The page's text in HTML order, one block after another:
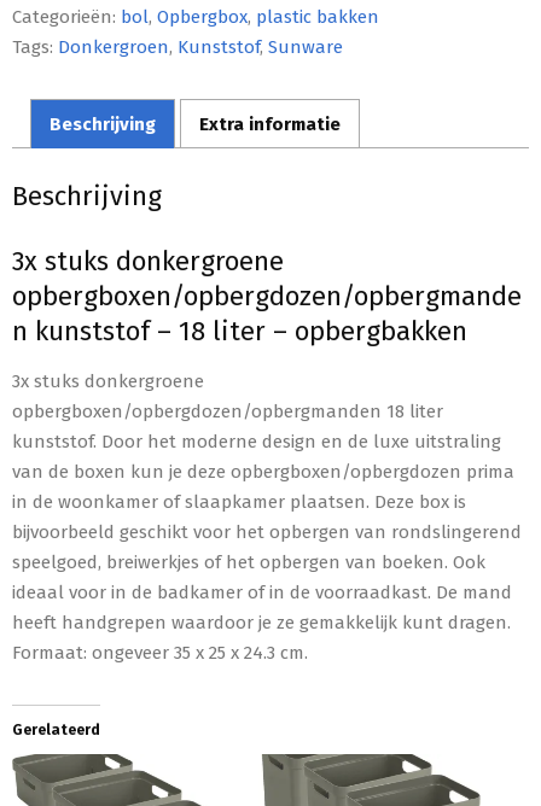
Categorieën: bol, Opbergbox, plastic bakken
Tags: Donkergroen, Kunststof, Sunware
Beschrijving Extra informatie
Beschrijving
3x stuks donkergroene
opbergboxen/opbergdozen/opbergmande
n kunststof – 18 liter – opbergbakken
3x stuks donkergroene
opbergboxen/opbergdozen/opbergmanden 18 liter
kunststof. Door het moderne design en de luxe uitstraling
van de boxen kun je deze opbergboxen/opbergdozen prima
in de woonkamer of slaapkamer plaatsen. Deze box is
bijvoorbeeld geschikt voor het opbergen van rondslingerend
speelgoed, breiwerkjes of het opbergen van boeken. Ook
ideaal voor in de badkamer of in de voorraadkast. De mand
heeft handgrepen waardoor je ze gemakkelijk kunt dragen.
Formaat: ongeveer 35 x 25 x 24.3 cm.
Gerelateerd